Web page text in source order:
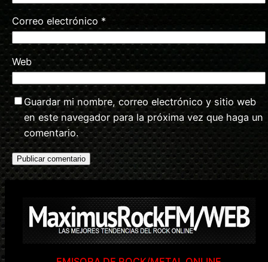
Correo electrónico *
Web
Guardar mi nombre, correo electrónico y sitio web
en este navegador para la próxima vez que haga un
comentario.